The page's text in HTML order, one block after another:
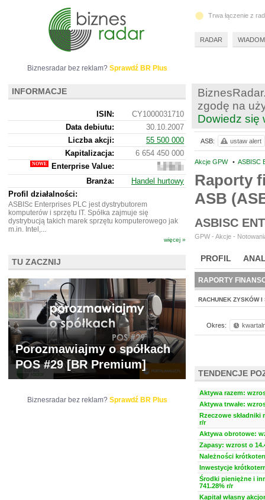
zgodę na
Dowiedz się
Akcje GPW • ASBISC
Raporty
ASB
ASBISC
GPW - Akcje -
PROFIL
WYCENA BR
RAPORTY
RACHUNEK ZYSKÓW I
Okres:
TENDENCJE
Aktywa razem:
Aktywa trwałe:
Rzeczowe składniki
r/r
Aktywa obrotowe:
Zapasy: wzrost o
Należności
Inwestycje
Środki pieniężne i
741.28% r/r
Kapitał własny
ASB: ustaw alert
Biznesradar bez reklam? Sprawdź BR Plus
INFORMACJE
ISIN:
CY1000031710
Data debiutu:
30.10.2007
Liczba akcji:
55 500 000
Kapitalizacja:
6 654 450 000
Enterprise Value:
6
633
914
Branża:
Handel hurtowy
Profil działalności:
ASBISc Enterprises PLC jest dystrybutorem
komputerów i sprzętu IT. Spółka zajmuje się
dystrybucją takich marek sprzętu komputerowego jak
m.in. Intel,...
więcej »
TU ZACZNIJ
Porozmawiajmy o spółkach
POS #29 [BR Premium]
Biznesradar bez reklam? Sprawdź BR Plus
Trwa łączenie z
RADAR